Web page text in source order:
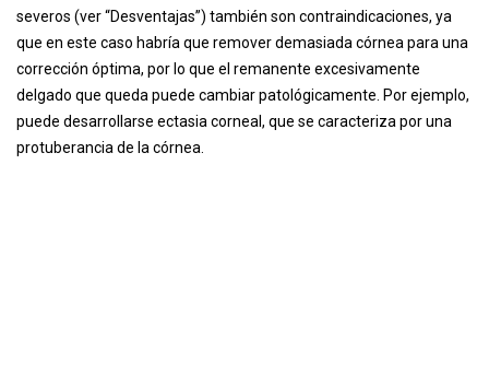
severos (ver “Desventajas”) también son contraindicaciones, ya
que en este caso habría que remover demasiada córnea para una
corrección óptima, por lo que el remanente excesivamente
delgado que queda puede cambiar patológicamente. Por ejemplo,
puede desarrollarse ectasia corneal, que se caracteriza por una
protuberancia de la córnea.